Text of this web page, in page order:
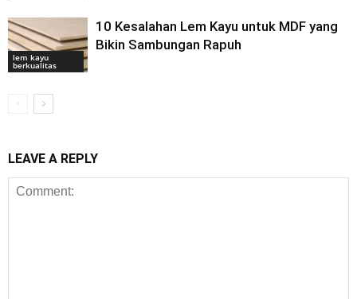
lem kayu
berkualitas
10 Kesalahan Lem Kayu untuk MDF yang
Bikin Sambungan Rapuh
LEAVE A REPLY